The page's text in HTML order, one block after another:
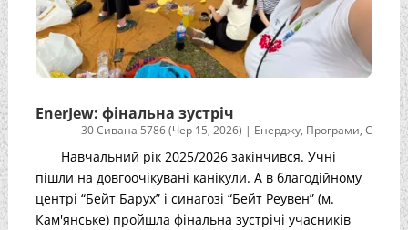
EnerJew: фінальна зустріч
30 Сивана 5786 (Чер 15, 2026) | Енерджу, Програми,С
Навчальний рік 2025/2026 закінчився. Учні
пішли на довгоочікувані канікули. А в благодійному
центрі “Бейт Барух” і синагозі “Бейт Реувен” (м.
Кам'янське) пройшла фінальна зустрічі учасників